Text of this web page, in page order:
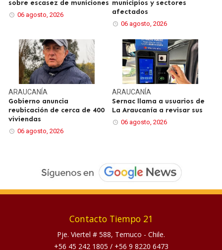
sobre escasez de municiones
06 agosto, 2026
municipios y sectores
afectados
06 agosto, 2026
ARAUCANÍA
Gobierno anuncia
reubicación de cerca de 400
viviendas
06 agosto, 2026
ARAUCANÍA
Sernac llama a usuarios de
La Araucanía a revisar sus
06 agosto, 2026
Contacto Tiempo 21
Pje. Viertel # 588, Temuco - Chile.
+56 45 242 1805 / +56 9 8220 6473